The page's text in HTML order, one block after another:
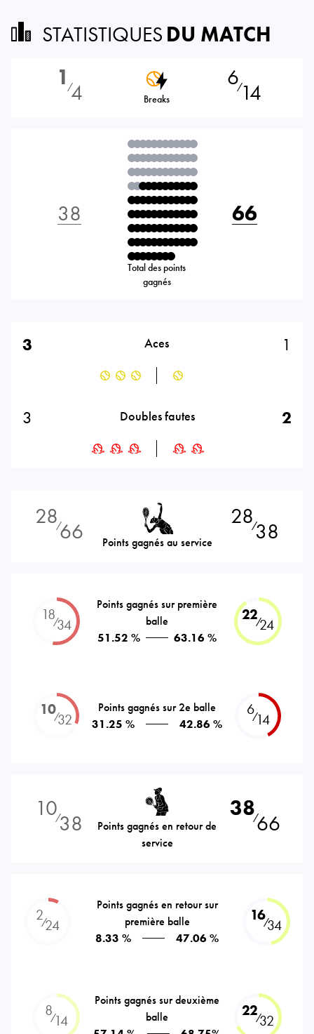
STATISTIQUES DU MATCH
1 ⁄4 Breaks
6⁄14
38
Total des points
gagnés
66
3 Aces 1
3 Doubles fautes 2
28⁄66 Points gagnés au service
28⁄38
18⁄34
Points gagnés sur première
balle
51.52 %
63.16 %
22⁄24
10⁄32
Points gagnés sur 2e balle
31.25 %
42.86 %
6⁄14
10⁄38
Points gagnés en retour de
service
38⁄66
2⁄24
Points gagnés en retour sur
première balle
8.33 %
47.06 %
16⁄34
8⁄14
Points gagnés sur deuxième
balle
22⁄32